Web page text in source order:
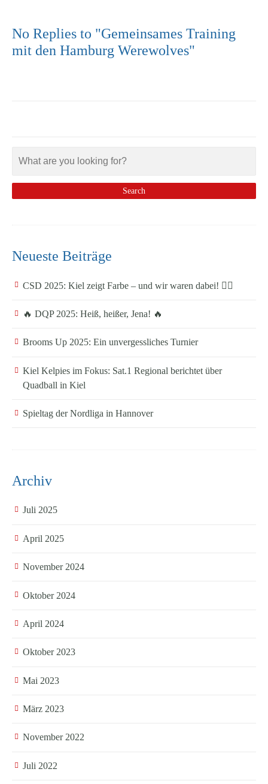
No Replies to "Gemeinsames Training
mit den Hamburg Werewolves"
Neueste Beiträge
CSD 2025: Kiel zeigt Farbe – und wir waren dabei! 🏳️‍🌈
🔥 DQP 2025: Heiß, heißer, Jena! 🔥
Brooms Up 2025: Ein unvergessliches Turnier
Kiel Kelpies im Fokus: Sat.1 Regional berichtet über
Quadball in Kiel
Spieltag der Nordliga in Hannover
Archiv
Juli 2025
April 2025
November 2024
Oktober 2024
April 2024
Oktober 2023
Mai 2023
März 2023
November 2022
Juli 2022